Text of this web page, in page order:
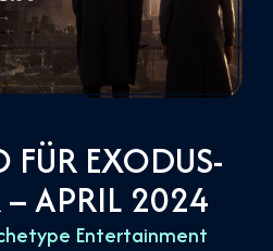
FÜR EXODUS-
– APRIL 2024
Entertainment